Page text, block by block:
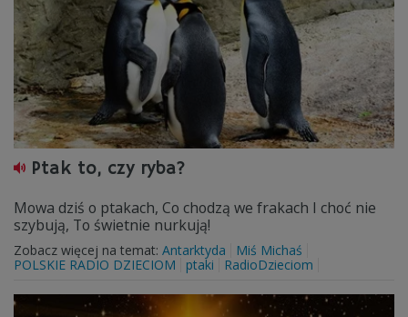
Ptak to, czy ryba?
Mowa dziś o ptakach, Co chodzą we frakach I choć nie
szybują, To świetnie nurkują!
Zobacz więcej na temat: Antarktyda
Miś Michaś
POLSKIE RADIO DZIECIOM
ptaki RadioDzieciom